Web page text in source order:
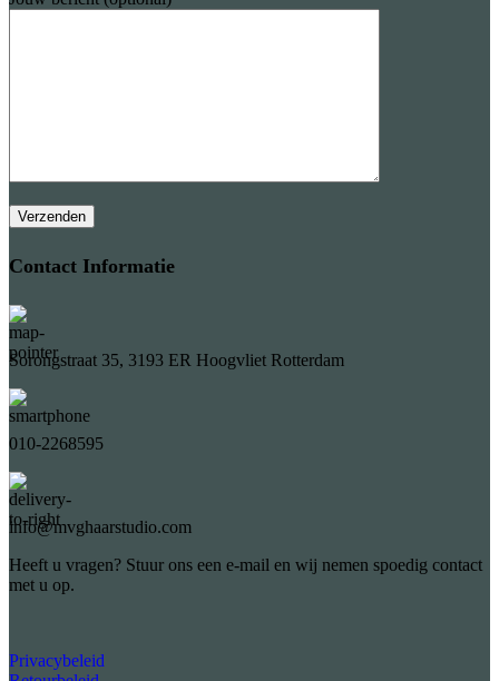
Contact Informatie
Sorongstraat 35, 3193 ER Hoogvliet Rotterdam
010-2268595
info@mvghaarstudio.com
Heeft u vragen? Stuur ons een e-mail en wij nemen spoedig contact
met u op.
Privacybeleid